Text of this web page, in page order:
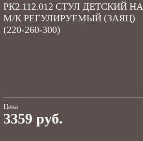
РК2.112.012 СТУЛ ДЕТСКИЙ НА
М/К РЕГУЛИРУЕМЫЙ (ЗАЯЦ)
(220-260-300)
Цена
3359 руб.